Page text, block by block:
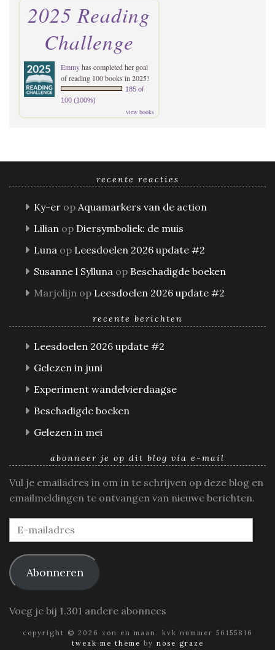
2025 Reading
Challenge
Emmyhas completed her goal
of reading 100 books in 2025!
185 of
100 (100%)
view books
recente reacties
Ky-er op Aquamarkers van de action
Lilian op Diersymboliek: de muis
Luna op Leesdoelen 2026 update #2
Susanne l Sylluna op Beschadigde boeken
Marjolijn op Leesdoelen 2026 update #2
recente berichten
Leesdoelen 2026 update #2
Gelezen in juni
Experiment wandelvierdaagse
Beschadigde boeken
Gelezen in mei
abonneer je op dit blog via e-mail
Vul je emailadres in om in te schrijven op deze blog en
emailmeldingen te ontvangen van nieuwe berichten.
E-
mailadres
Abonneren
Voeg je bij 1.301 andere abonnees
copyright © 2026 zon en maan. kvk nummer 56155816
tweak me theme by nose graze